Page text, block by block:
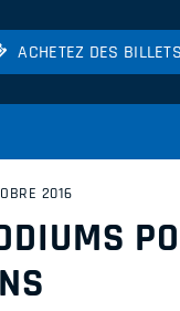
ACHETEZ DES BILLETS
ACHETEZ DES BILLETS
2016